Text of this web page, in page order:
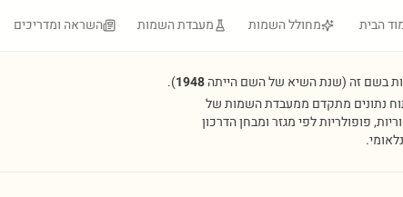
הבית מחולל השמות מעבדת השמות השראה ומדריכים
בשם זה (שנת השיא של השם הייתה1948
).
נתונים מתקדם ממעבדת השמות של
פופולריות לפי מגזר ומבחן הדרכון